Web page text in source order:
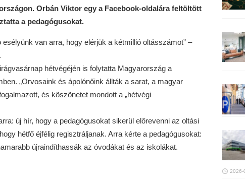
Orbán Viktor egy a Facebook-oldalára feltöltött
a pedagógusokat.
esélyünk van arra, hogy elérjük a kétmillió oltásszámot” –
hétvégéjén is folytatta Magyarország a
„Orvosaink és ápolónőink állták a sarat, a magyar
és köszönetet mondott a „hétvégi
új hír, hogy a pedagógusokat sikerül előrevenni az oltási
hétfő éjfélig regisztráljanak. Arra kérte a pedagógusokat:
újraindíthassák az óvodákat és az iskolákat.
2026-